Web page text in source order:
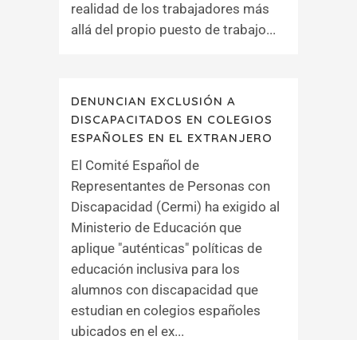
realidad de los trabajadores más
allá del propio puesto de trabajo...
DENUNCIAN EXCLUSIÓN A
DISCAPACITADOS EN COLEGIOS
ESPAÑOLES EN EL EXTRANJERO
El Comité Español de
Representantes de Personas con
Discapacidad (Cermi) ha exigido al
Ministerio de Educación que
aplique "auténticas" políticas de
educación inclusiva para los
alumnos con discapacidad que
estudian en colegios españoles
ubicados en el ex...